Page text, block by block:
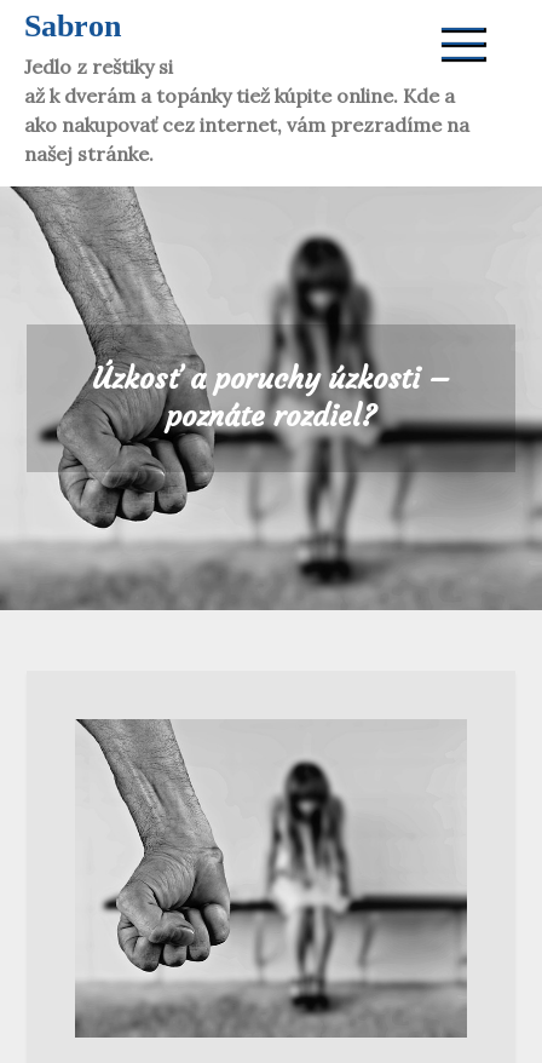
Skip
content
Sabron
Jedlo z reštiky si dáte aj doma. Víno vám donesú
až k dverám a topánky tiež kúpite online. Kde a
ako nakupovať cez internet, vám prezradíme na
našej stránke.
Úzkosť a poruchy úzkosti –
poznáte rozdiel?